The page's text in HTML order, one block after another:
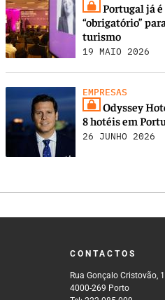
Portugal já
“obrigatório”
turismo
19 MAIO 2026
EMPRESAS
Odyssey
8 hotéis em
26 JUNHO 2026
CONTACTOS
Rua Gonçalo Cristovão,
4000-269 Porto